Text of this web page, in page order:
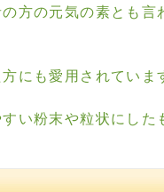
方の元気の素とも言
にも愛用されていま
い粉末や粒状にした